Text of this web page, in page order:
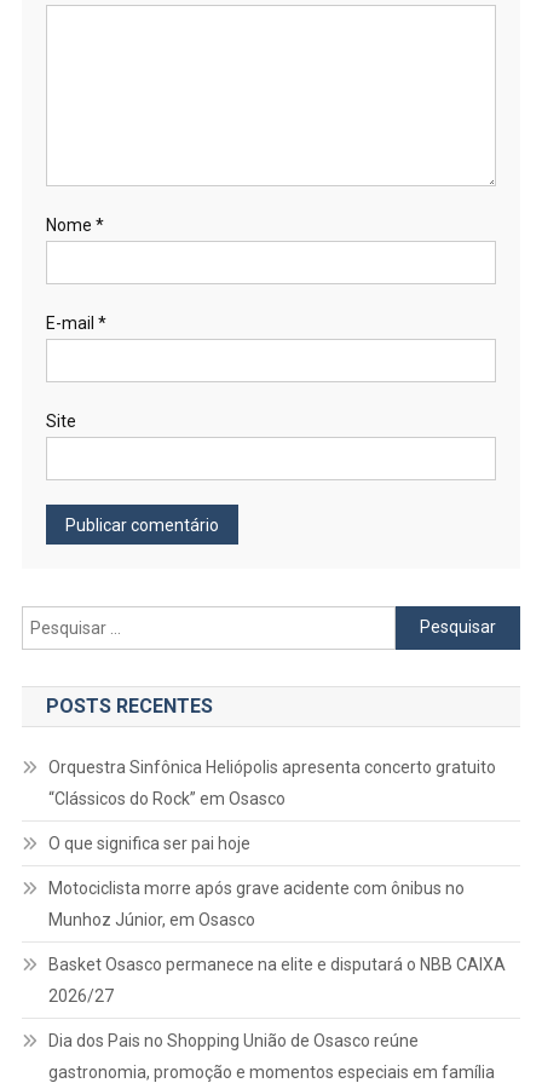
Nome *
E-mail *
Site
Pesquisar
por:
POSTS RECENTES
Orquestra Sinfônica Heliópolis apresenta concerto gratuito
“Clássicos do Rock” em Osasco
O que significa ser pai hoje
Motociclista morre após grave acidente com ônibus no
Munhoz Júnior, em Osasco
Basket Osasco permanece na elite e disputará o NBB CAIXA
2026/27
Dia dos Pais no Shopping União de Osasco reúne
gastronomia, promoção e momentos especiais em família